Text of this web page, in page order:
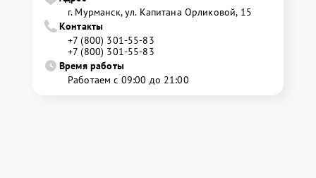
г. Мурманск, ул. Капитана Орликовой, 15
Контакты
+7 (800) 301-55-83
+7 (800) 301-55-83
Время работы
Работаем с 09:00 до 21:00